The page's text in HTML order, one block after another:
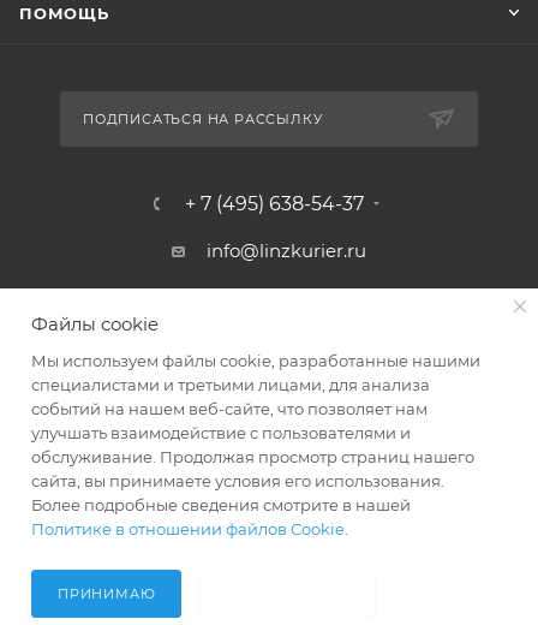
ПОМОЩЬ
ПОДПИСАТЬСЯ НА РАССЫЛКУ
+ 7 (495) 638-54-37
info@linzkurier.ru
2008 - 2026 © Интернет магазин Линз Курьер
Файлы cookie
Мы используем файлы cookie, разработанные нашими
специалистами и третьими лицами, для анализа
событий на нашем веб-сайте, что позволяет нам
улучшать взаимодействие с пользователями и
обслуживание. Продолжая просмотр страниц нашего
сайта, вы принимаете условия его использования.
Более подробные сведения смотрите в нашей
Политике в отношении файлов Cookie
ПРИНИМАЮ